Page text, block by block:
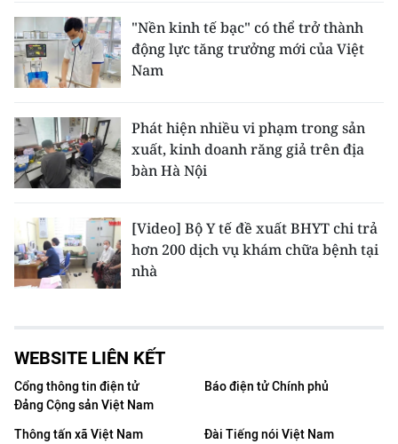
"Nền kinh tế bạc" có thể trở thành
động lực tăng trưởng mới của Việt
Nam
Phát hiện nhiều vi phạm trong sản
xuất, kinh doanh răng giả trên địa
bàn Hà Nội
[Video] Bộ Y tế đề xuất BHYT chi trả
hơn 200 dịch vụ khám chữa bệnh tại
nhà
WEBSITE LIÊN KẾT
Cổng thông tin điện tử
Đảng Cộng sản Việt Nam
Báo điện tử Chính phủ
Thông tấn xã Việt Nam
Đài Tiếng nói Việt Nam